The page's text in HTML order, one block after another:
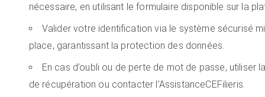
nécessaire, en utilisant le formulaire disponible sur la
Valider votre identification via le système sécurisé
place, garantissant la protection des données.
En cas d’oubli ou de perte de mot de passe, utiliser
de récupération ou contacter l’AssistanceCEFilieris.